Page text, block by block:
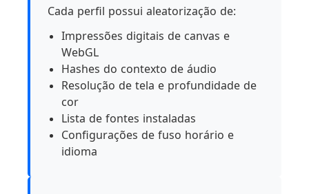
Cada perfil possui aleatorização de:
Impressões digitais de canvas e
WebGL
Hashes do contexto de áudio
Resolução de tela e profundidade de
cor
Lista de fontes instaladas
Configurações de fuso horário e
idioma